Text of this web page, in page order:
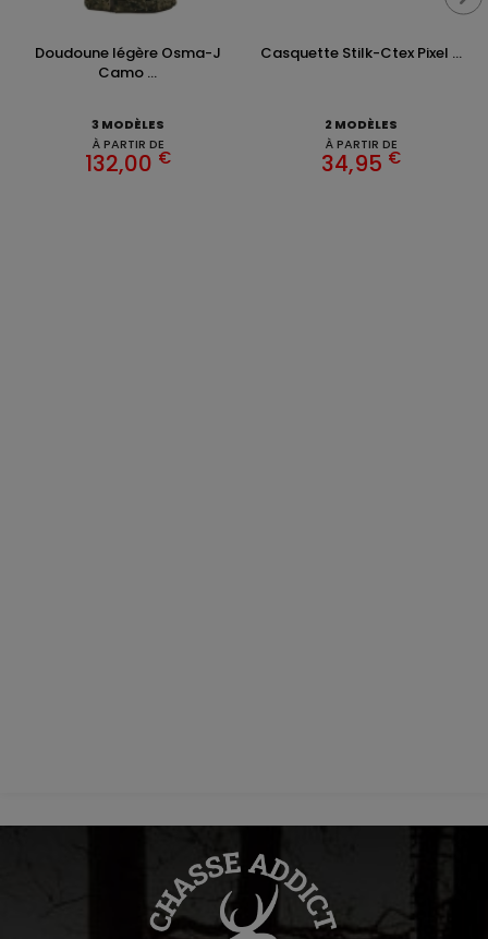
Doudoune légère Osma-J
Camo ...
3 MODÈLES
À PARTIR DE
132,00 €
Casquette Stilk-Ctex Pixel ...
2 MODÈLES
À PARTIR DE
34,95 €